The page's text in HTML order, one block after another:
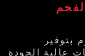
بتوفير
عالية الجودة